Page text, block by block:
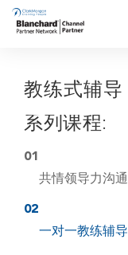
教练式辅导
系列课程:
01
共情领导力沟通
02
一对一教练辅导